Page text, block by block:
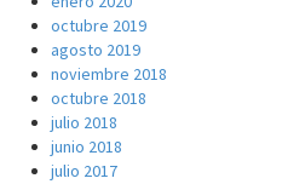
octubre 2019
agosto 2019
noviembre 2018
octubre 2018
julio 2018
junio 2018
julio 2017